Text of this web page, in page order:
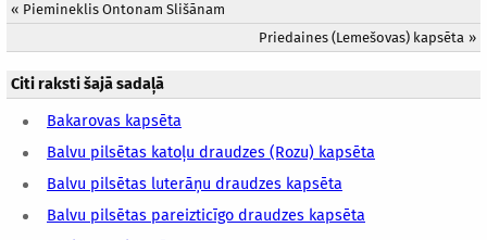
« Piemineklis Ontonam Slišānam
Priedaines (Lemešovas) kapsēta »
Citi raksti šajā sadaļā
Bakarovas kapsēta
Balvu pilsētas katoļu draudzes (Rozu) kapsēta
Balvu pilsētas luterāņu draudzes kapsēta
Balvu pilsētas pareizticīgo draudzes kapsēta